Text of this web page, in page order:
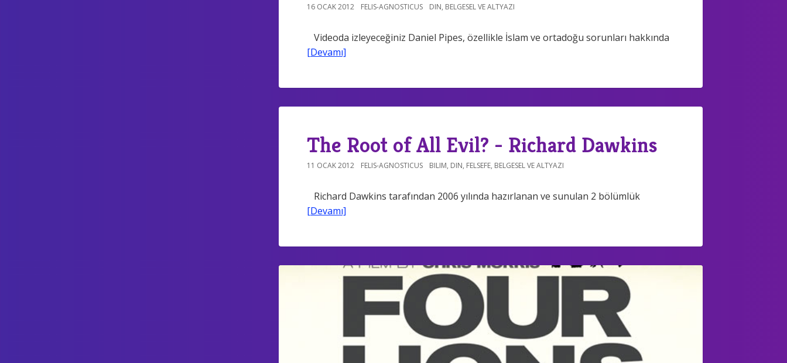
16 OCAK 2012 FELIS-AGNOSTICUS DIN, BELGESEL VE ALTYAZI
Videoda izleyeceğiniz Daniel Pipes, özellikle İslam ve ortadoğu sorunları hakkında
[Devamı]
The Root of All Evil? - Richard Dawkins
11 OCAK 2012 FELIS-AGNOSTICUS BILIM, DIN, FELSEFE, BELGESEL VE ALTYAZI
Richard Dawkins tarafından 2006 yılında hazırlanan ve sunulan 2 bölümlük
[Devamı]